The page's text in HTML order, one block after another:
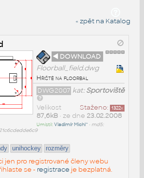
« zpět na Katalog
◄ DOWNLOAD
Floorball_field.dwg
Hřiště na floorbal
kat:Sportoviště
DWG2007
Staženo: 1322x
Velikost
87,6kB• ze dne 23.02.2008
Umístil:Vladimír Michl^ • md5:
unihockey rozměry
jen pro registrované členy webu
se - registrace je bezplatná.